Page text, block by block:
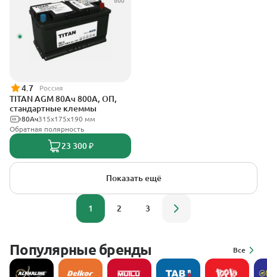
4.7 Россия
TITAN AGM 80Ач 800А, ОП,
стандартные клеммы
315x175x190 мм
80Ач
Обратная полярность
23 300 ₽
Показать ещё
1 2 3
Популярные бренды Все